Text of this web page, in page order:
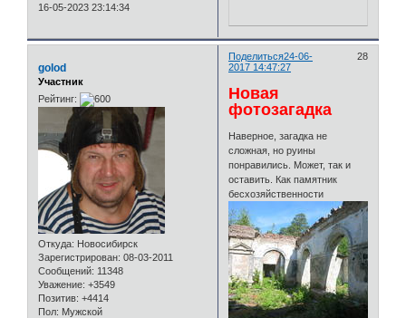
16-05-2023 23:14:34
Поделиться 28
24-06-
2017 14:47:27
golod
Участник
Рейтинг:
Откуда: Новосибирск
Зарегистрирован: 08-03-2011
Сообщений: 11348
Уважение: +3549
Позитив: +4414
Пол: Мужской
Новая
фотозагадка
Наверное, загадка не
сложная, но руины
понравились. Может, так и
оставить. Как памятник
бесхозяйственности